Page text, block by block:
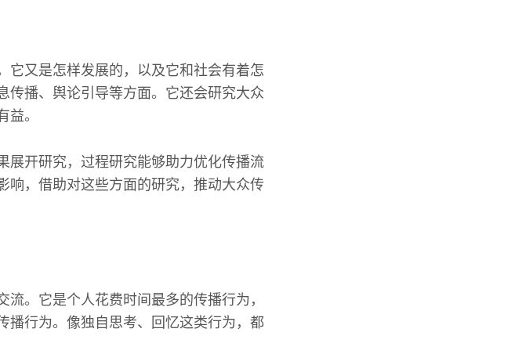
它又是怎样发展的，以及它和社会有着怎
传播、舆论引导等方面。它还会研究大众
。
展开研究，过程研究能够助力优化传播流
响，借助对这些方面的研究，推动大众传
。它是个人花费时间最多的传播行为，
播行为。像独自思考、回忆这类行为，都